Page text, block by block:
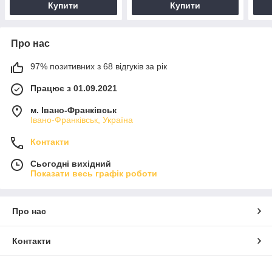
Купити Купити
Про нас
97% позитивних з 68 відгуків за рік
Працює з 01.09.2021
м. Івано-Франківськ
Івано-Франківськ, Україна
Контакти
Сьогодні вихідний
Показати весь графік роботи
Про нас
Контакти